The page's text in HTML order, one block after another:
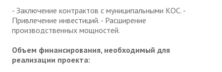
- Заключение контрактов с муниципальными КОС. -
Привлечение инвестиций. - Расширение
производственных мощностей.
Объем финансирования, необходимый для
реализации проекта: